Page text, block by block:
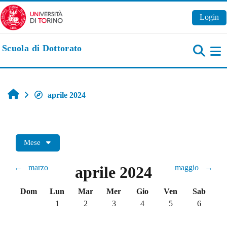
Vai al contenuto principale
Login
Scuola di Dottorato
Homeaprile 2024
Mese
← marzo aprile 2024 maggio →
Domenica
Dom Lunedi
Lun Martedì
Mar Mercoledì
Mer Giovedì
Gio Venerdì
Ven Sabato
Sab
Nessun evento, lunedì 1 aprile
1 Nessun evento, martedì 2 aprile
2 Nessun evento, mercoledì 3 aprile
3 Nessun evento, giovedì 4
4 Nessun evento,
5 Nessun
6